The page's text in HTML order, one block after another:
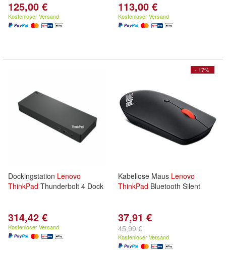
125,00 €
Kostenloser Versand
113,00 €
Kostenloser Versand
Dockingstation Lenovo
ThinkPad Thunderbolt 4 Dock
314,42 €
Kostenloser Versand
- 17%
Kabellose Maus Lenovo
ThinkPad Bluetooth Silent
37,91 €
45,99 €
Kostenloser Versand